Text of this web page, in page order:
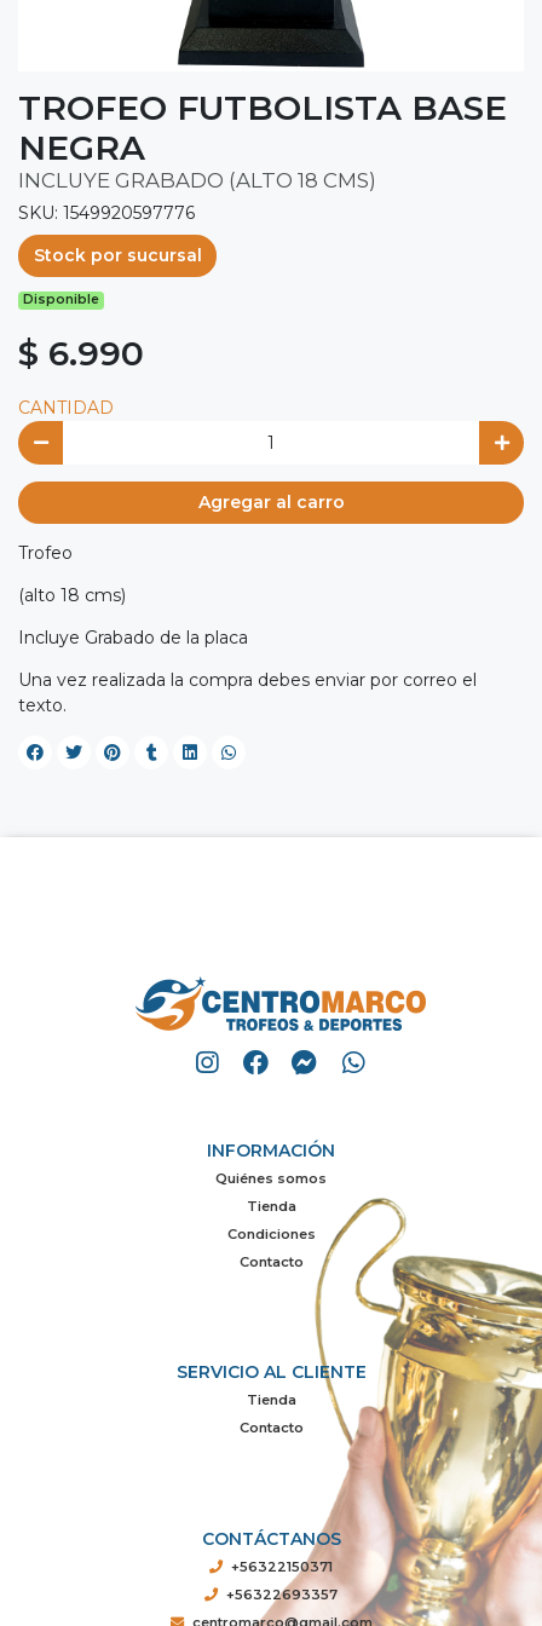
TROFEO FUTBOLISTA BASE
NEGRA
INCLUYE GRABADO (ALTO 18 CMS)
SKU: 1549920597776
Stock por sucursal
Disponible
$ 6.990
CANTIDAD
Agregar al carro
Trofeo
(alto 18 cms)
Incluye Grabado de la placa
Una vez realizada la compra debes enviar por correo el
texto.
INFORMACIÓN
Quiénes somos
Tienda
Condiciones
Contacto
SERVICIO AL CLIENTE
Tienda
Contacto
CONTÁCTANOS
+56322150371
+56322693357
centromarco@gmail.com